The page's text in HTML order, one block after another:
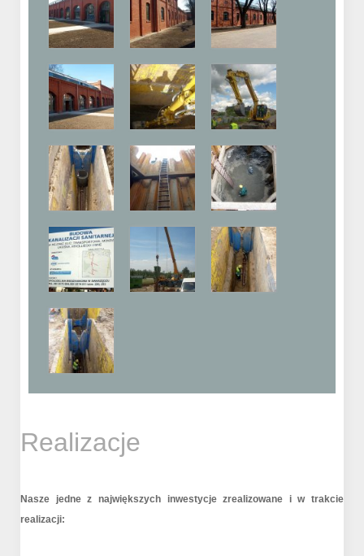
Realizacje
Nasze jedne z największych inwestycje zrealizowane i w trakcie
realizacji: